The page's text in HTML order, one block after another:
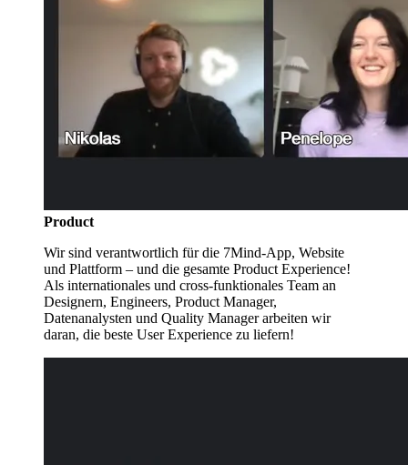
Product
Wir sind verantwortlich für die 7Mind-App, Website
und Plattform – und die gesamte Product Experience!
Als internationales und cross-funktionales Team an
Designern, Engineers, Product Manager,
Datenanalysten und Quality Manager arbeiten wir
daran, die beste User Experience zu liefern!